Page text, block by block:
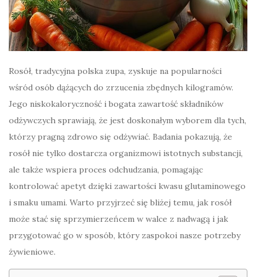
Rosół, tradycyjna polska zupa, zyskuje na popularności
wśród osób dążących do zrzucenia zbędnych kilogramów.
Jego niskokaloryczność i bogata zawartość składników
odżywczych sprawiają, że jest doskonałym wyborem dla tych,
którzy pragną zdrowo się odżywiać. Badania pokazują, że
rosół nie tylko dostarcza organizmowi istotnych substancji,
ale także wspiera proces odchudzania, pomagając
kontrolować apetyt dzięki zawartości kwasu glutaminowego
i smaku umami. Warto przyjrzeć się bliżej temu, jak rosół
może stać się sprzymierzeńcem w walce z nadwagą i jak
przygotować go w sposób, który zaspokoi nasze potrzeby
żywieniowe.